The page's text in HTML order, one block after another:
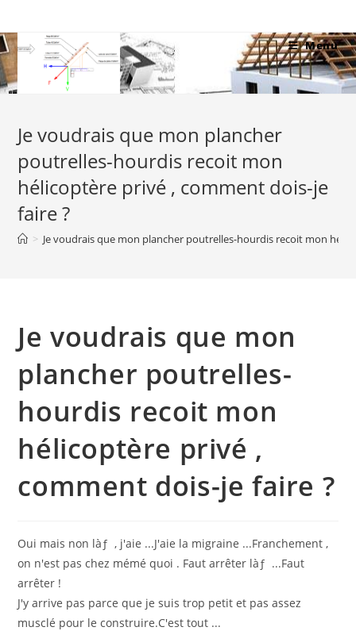
to
content
Menu
Je voudrais que mon plancher
poutrelles-hourdis recoit mon
hélicoptère privé , comment dois-je
faire ?
> Je voudrais que mon plancher poutrelles-hourdis recoit mon
Je voudrais que mon
plancher poutrelles-
hourdis recoit mon
hélicoptère privé ,
comment dois-je faire ?
Oui mais non làƒ , j'aie ...J'aie la migraine ...Franchement ,
on n'est pas chez mémé quoi . Faut arrêter làƒ ...Faut
arrêter !
J'y arrive pas parce que je suis trop petit et pas assez
musclé pour le construire.C'est tout ...